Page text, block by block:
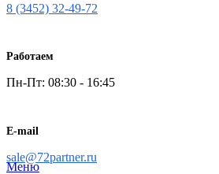
8 (3452) 32-49-72
Работаем
Пн-Пт: 08:30 - 16:45
E-mail
sale@72partner.ru
Меню